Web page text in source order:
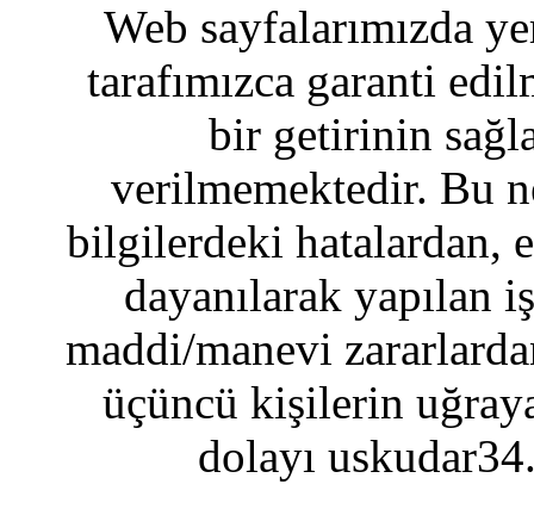
Web sayfalarımızda
tarafımızca garanti
bir getirinin
verilmemektedir. Bu
bilgilerdeki hatalardan,
dayanılarak yapılan
maddi/manevi
üçüncü kişilerin
dolayı